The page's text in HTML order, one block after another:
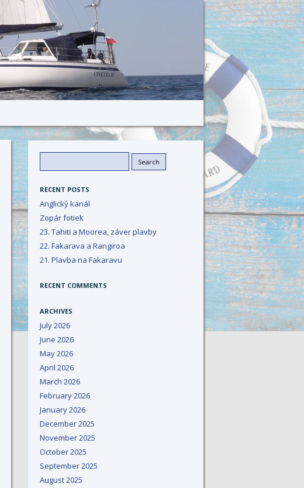
for:
RECENT POSTS
Anglický kanál
Zopár fotiek
23. Tahiti a Moorea, záver plavby
22. Fakarava a Rangiroa
21. Plavba na Fakaravu
RECENT COMMENTS
ARCHIVES
July 2026
June 2026
May 2026
April 2026
March 2026
February 2026
January 2026
December 2025
November 2025
October 2025
September 2025
August 2025